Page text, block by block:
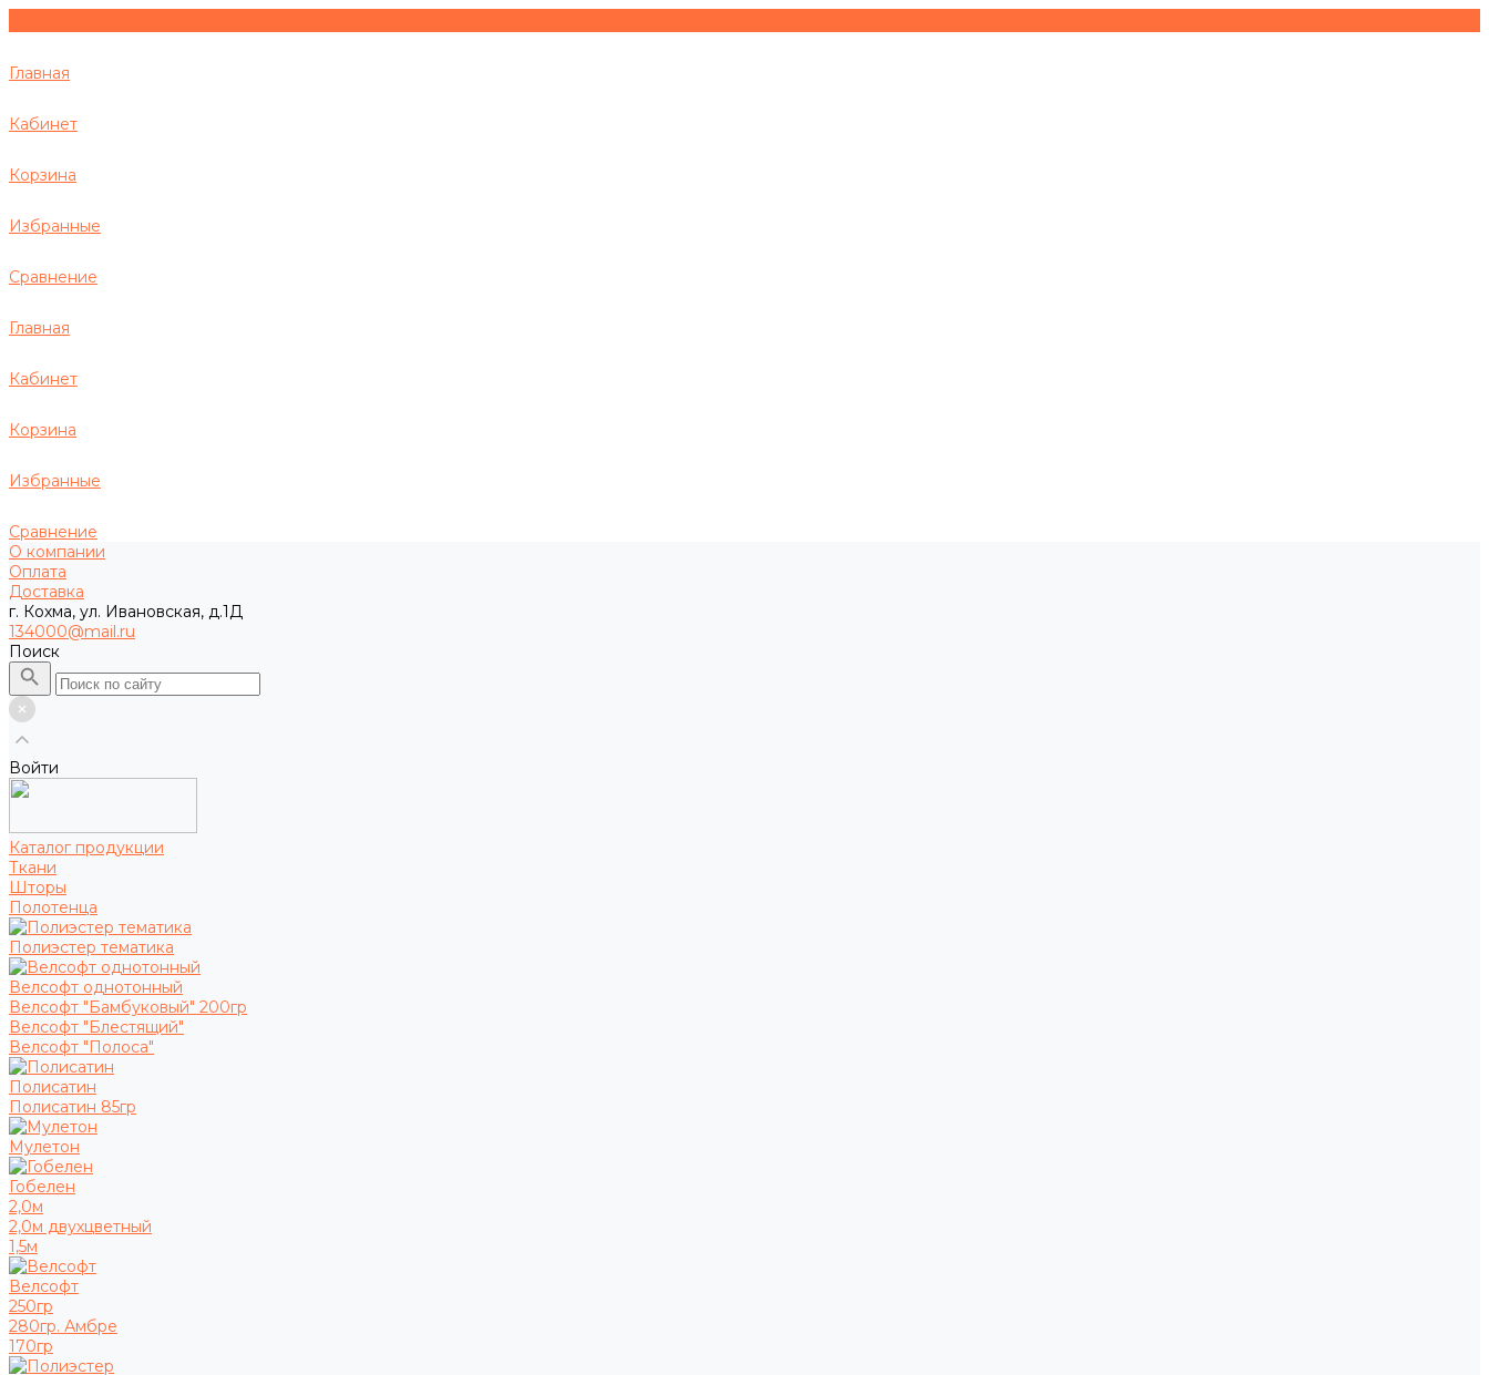
Главная
Кабинет
Корзина
Избранные
Сравнение
Главная
Кабинет
Корзина
Избранные
Сравнение
О компании
Оплата
Доставка
г. Кохма, ул. Ивановская, д.1Д
134000@mail.ru
Поиск
Войти
Каталог продукции
Ткани
Шторы
Полотенца
Полиэстер тематика
Велсофт однотонный
Велсофт "Бамбуковый" 200гр
Велсофт "Блестящий"
Велсофт "Полоса"
Полисатин
Полисатин 85гр
Мулетон
Гобелен
2,0м
2,0м двухцветный
1,5м
Велсофт
250гр
280гр. Амбре
170гр